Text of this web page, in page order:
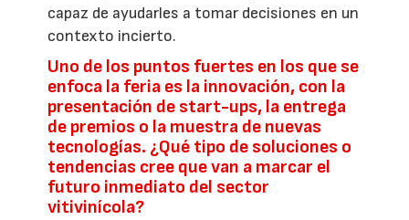
capaz de ayudarles a tomar decisiones en un
contexto incierto.
Uno de los puntos fuertes en los que se
enfoca la feria es la innovación, con la
presentación de start-ups, la entrega
de premios o la muestra de nuevas
tecnologías. ¿Qué tipo de soluciones o
tendencias cree que van a marcar el
futuro inmediato del sector
vitivinícola?